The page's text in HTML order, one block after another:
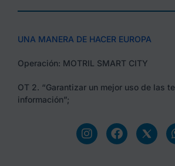
UNA MANERA DE HACER EUROPA
Operación: MOTRIL SMART CITY
OT 2. “Garantizar un mejor uso de las
información”;